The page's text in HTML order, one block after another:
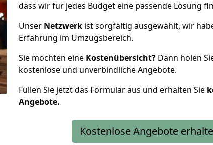
dass wir für jedes Budget eine passende Lösung
Unser Netzwerk ist sorgfältig ausgewählt, wir
Erfahrung im Umzugsbereich.
Sie möchten eine Kostenübersicht? Dann holen
kostenlose und unverbindliche Angebote.
Füllen Sie jetzt das Formular aus und erhalten Sie
Angebote.
Kostenlose Angebote